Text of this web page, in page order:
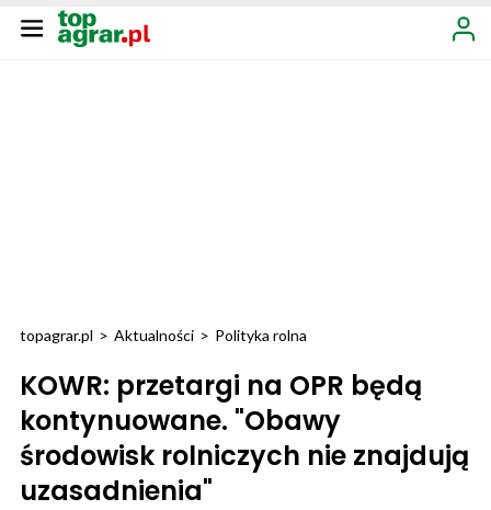
topagrar.pl > Aktualności > Polityka rolna
KOWR: przetargi na OPR będą
kontynuowane. "Obawy
środowisk rolniczych nie znajdują
uzasadnienia"